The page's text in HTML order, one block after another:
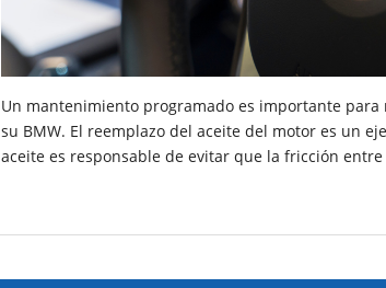
Un mantenimiento programado es importante
su BMW. El reemplazo del aceite del motor es un
aceite es responsable de evitar que la fricción